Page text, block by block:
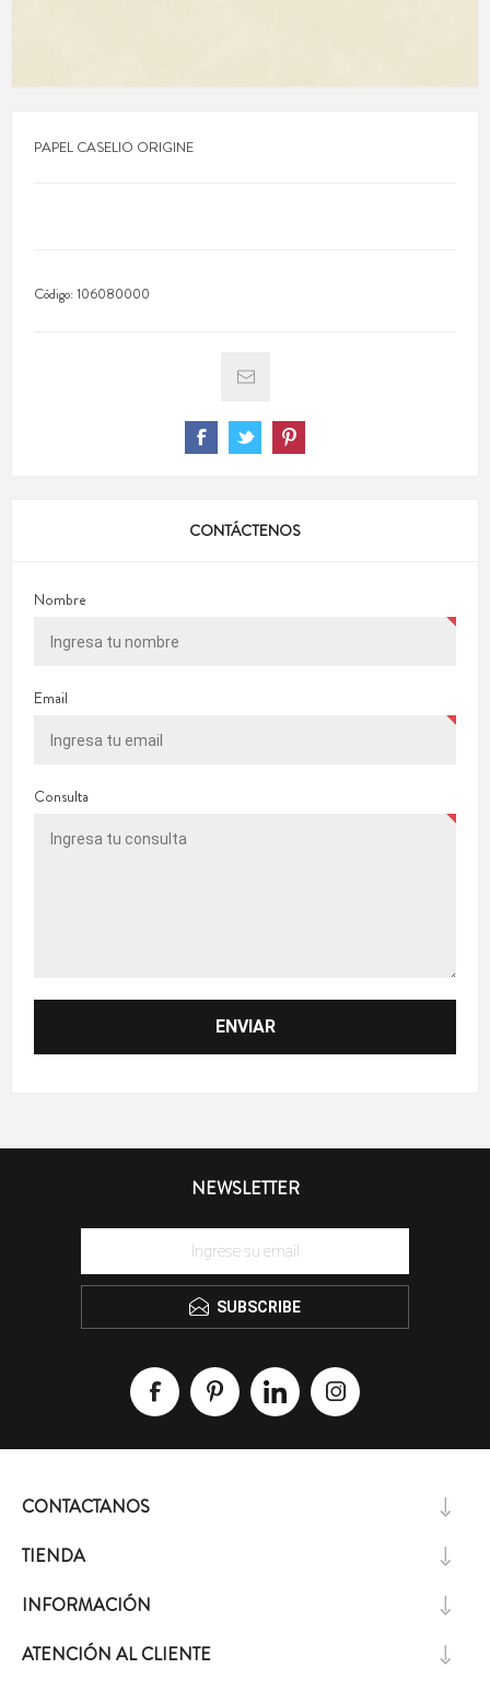
PAPEL CASELIO ORIGINE
Código:106080000
CONTÁCTENOS
Nombre
Email
Consulta
NEWSLETTER
SUBSCRIBE
CONTACTANOS
TIENDA
INFORMACIÓN
ATENCIÓN AL CLIENTE